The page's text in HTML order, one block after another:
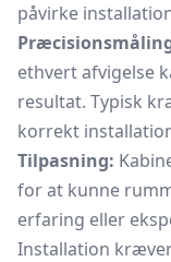
påvirke
ethvert afvigelse
resultat. Typisk
korrekt
Tilpasning:
for at kunne
erfaring eller
Installation